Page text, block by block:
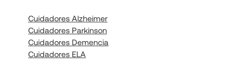
Cuidadores Alzheimer
Cuidadores Parkinson
Cuidadores Demencia
Cuidadores ELA